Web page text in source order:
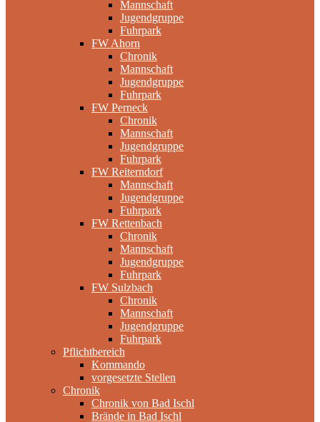
Mannschaft
Jugendgruppe
Fuhrpark
FW Ahorn
Chronik
Mannschaft
Jugendgruppe
Fuhrpark
FW Perneck
Chronik
Mannschaft
Jugendgruppe
Fuhrpark
FW Reiterndorf
Mannschaft
Jugendgruppe
Fuhrpark
FW Rettenbach
Chronik
Mannschaft
Jugendgruppe
Fuhrpark
FW Sulzbach
Chronik
Mannschaft
Jugendgruppe
Fuhrpark
Pflichtbereich
Kommando
vorgesetzte Stellen
Chronik
Chronik von Bad Ischl
Brände in Bad Ischl